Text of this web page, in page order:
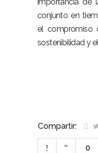
conjunto en
el compromiso
sostenibilidad y
Compartir:
0